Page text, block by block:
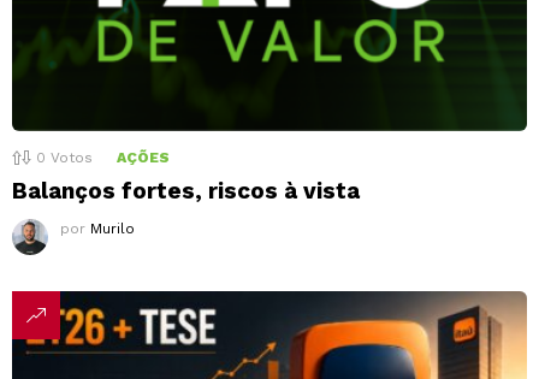
0 Votos AÇÕES
Balanços fortes, riscos à vista
por Murilo